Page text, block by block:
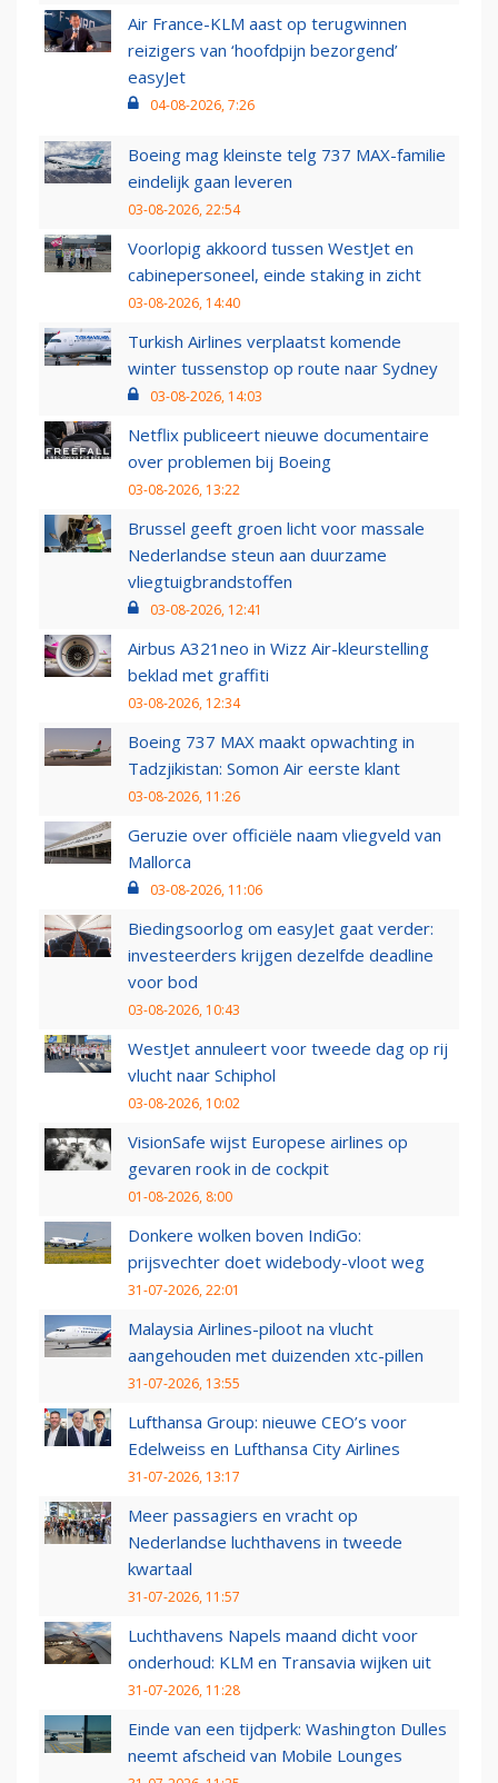
Air France-KLM aast op terugwinnen
reizigers van ‘hoofdpijn bezorgend’
easyJet
04-08-2026, 7:26
Boeing mag kleinste telg 737 MAX-familie
eindelijk gaan leveren
03-08-2026, 22:54
Voorlopig akkoord tussen WestJet en
cabinepersoneel, einde staking in zicht
03-08-2026, 14:40
Turkish Airlines verplaatst komende
winter tussenstop op route naar Sydney
03-08-2026, 14:03
Netflix publiceert nieuwe documentaire
over problemen bij Boeing
03-08-2026, 13:22
Brussel geeft groen licht voor massale
Nederlandse steun aan duurzame
vliegtuigbrandstoffen
03-08-2026, 12:41
Airbus A321neo in Wizz Air-kleurstelling
beklad met graffiti
03-08-2026, 12:34
Boeing 737 MAX maakt opwachting in
Tadzjikistan: Somon Air eerste klant
03-08-2026, 11:26
Geruzie over officiële naam vliegveld van
Mallorca
03-08-2026, 11:06
Biedingsoorlog om easyJet gaat verder:
investeerders krijgen dezelfde deadline
voor bod
03-08-2026, 10:43
WestJet annuleert voor tweede dag op rij
vlucht naar Schiphol
03-08-2026, 10:02
VisionSafe wijst Europese airlines op
gevaren rook in de cockpit
01-08-2026, 8:00
Donkere wolken boven IndiGo:
prijsvechter doet widebody-vloot weg
31-07-2026, 22:01
Malaysia Airlines-piloot na vlucht
aangehouden met duizenden xtc-pillen
31-07-2026, 13:55
Lufthansa Group: nieuwe CEO’s voor
Edelweiss en Lufthansa City Airlines
31-07-2026, 13:17
Meer passagiers en vracht op
Nederlandse luchthavens in tweede
kwartaal
31-07-2026, 11:57
Luchthavens Napels maand dicht voor
onderhoud: KLM en Transavia wijken uit
31-07-2026, 11:28
Einde van een tijdperk: Washington Dulles
neemt afscheid van Mobile Lounges